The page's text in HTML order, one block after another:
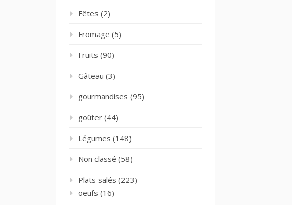
Fêtes (2)
Fromage (5)
Fruits (90)
Gâteau (3)
gourmandises (95)
goûter (44)
Légumes (148)
Non classé (58)
Plats salés (223)
oeufs (16)